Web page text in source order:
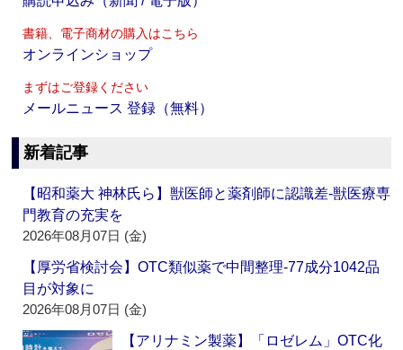
書籍、電子商材の購入はこちら
オンラインショップ
まずはご登録ください
メールニュース 登録（無料）
新着記事
【昭和薬大 神林氏ら】獣医師と薬剤師に認識差‐獣医療専
門教育の充実を
2026年08月07日 (金)
【厚労省検討会】OTC類似薬で中間整理‐77成分1042品
目が対象に
2026年08月07日 (金)
【アリナミン製薬】「ロゼレム」OTC化